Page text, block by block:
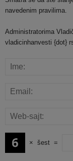
navedenim pravilima.
Administratorima
vladicinhanvesti {dot}
× šest =